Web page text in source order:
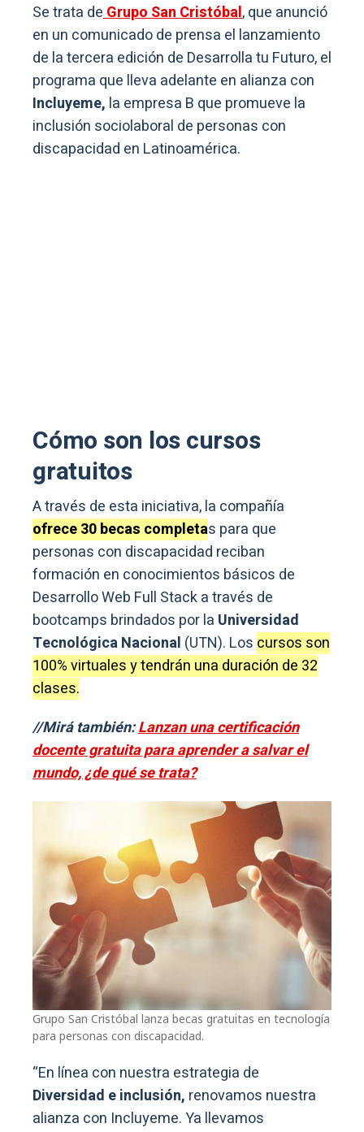
Se trata deGrupo San Cristóbal, que anunció
en un comunicado de prensa el lanzamiento
de la tercera edición de Desarrolla tu Futuro, el
programa que lleva adelante en alianza con
Incluyeme, la empresa B que promueve la
inclusión sociolaboral de personas con
discapacidad en Latinoamérica.
Cómo son los cursos
gratuitos
A través de esta iniciativa, la compañía
ofrece 30 becas completas para que
personas con discapacidad reciban
formación en conocimientos básicos de
Desarrollo Web Full Stack a través de
bootcamps brindados por la Universidad
Tecnológica Nacional (UTN). Los cursos son
100% virtuales y tendrán una duración de 32
clases.
//Mirá también:Lanzan una certificación
docente gratuita para aprender a salvar el
mundo, ¿de qué se trata?
Grupo San Cristóbal lanza becas gratuitas en tecnología
para personas con discapacidad.
“En línea con nuestra estrategia de
Diversidad e inclusión, renovamos nuestra
alianza con Incluyeme. Ya llevamos